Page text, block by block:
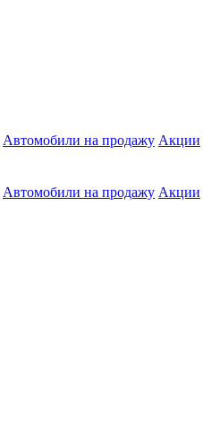
Автомобили на продажу Акции
Автомобили на продажу Акции